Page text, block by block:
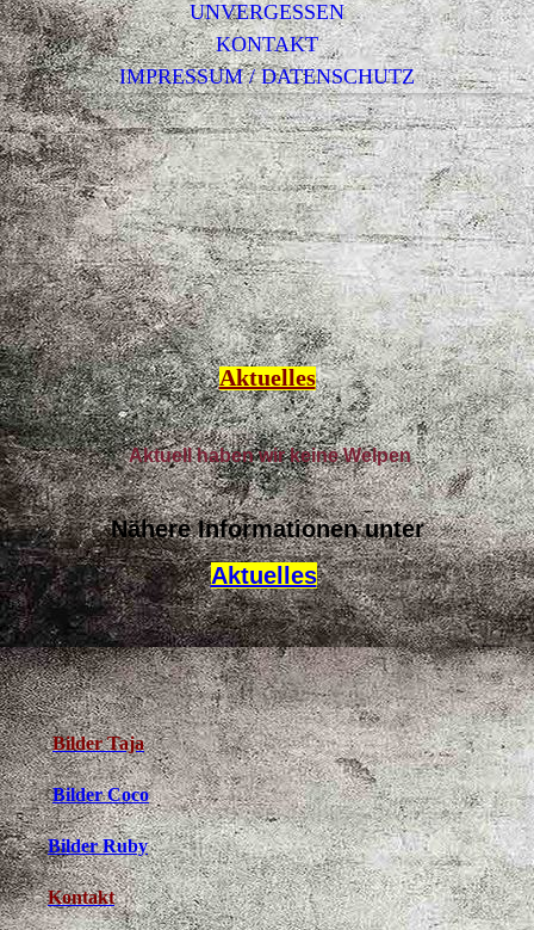
UNVERGESSEN
KONTAKT
IMPRESSUM / DATENSCHUTZ
Aktuelles
Aktuell haben wir keine Welpen
Nähere Informationen unter
Aktuelles
Bilder Taja
Bilder Coco
Bilder Ruby
Kontakt